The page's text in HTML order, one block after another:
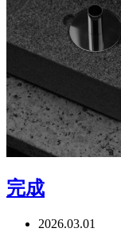
完成
2026.03.01